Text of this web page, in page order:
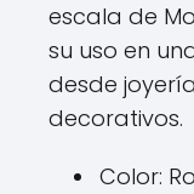
escala de
su uso en
desde
decorativos.
Color: